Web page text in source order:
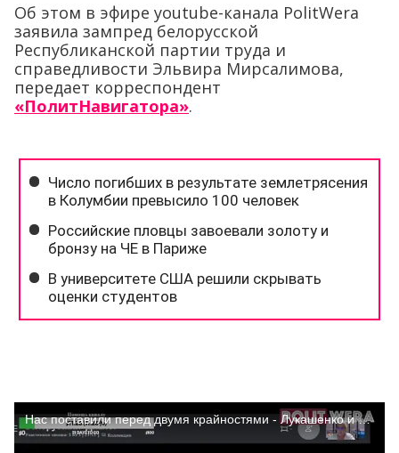
Об этом в эфире youtube-канала PolitWera
заявила зампред белорусской
Республиканской партии труда и
справедливости Эльвира Мирсалимова,
передает корреспондент
«ПолитНавигатора».